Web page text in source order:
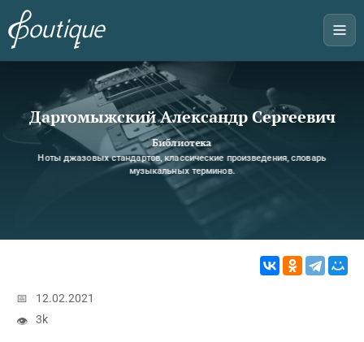
Даргомыжский Александр Сергеевич
Библиотека
Ноты джазовых стандартов, классические произведения, словарь
музыкальных терминов.
📅
12.02.2021
👁
3k